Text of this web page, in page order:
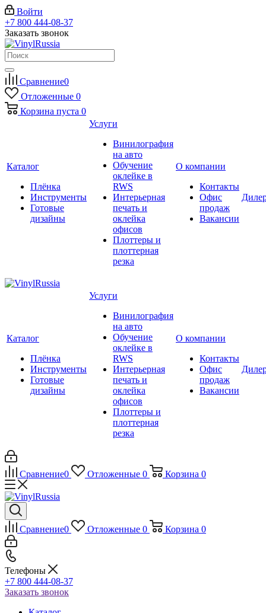
Войти
+7 800 444-08-37
Заказать звонок
Сравнение0
Отложенные 0
Корзина пуста 0
Каталог
Плёнка
Инструменты
Готовые
дизайны
Услуги
Винилография
на авто
Обучение
оклейке в
RWS
Интерьерная
печать и
оклейка
офисов
Плоттеры и
плоттерная
резка
О компании
Контакты
Офис
продаж
Вакансии
Каталог
Плёнка
Инструменты
Готовые
дизайны
Услуги
Винилография
на авто
Обучение
оклейке в
RWS
Интерьерная
печать и
оклейка
офисов
Плоттеры и
плоттерная
резка
О компании
Контакты
Офис
продаж
Вакансии
Сравнение0 Отложенные 0 Корзина 0
Сравнение0 Отложенные 0 Корзина 0
Телефоны
+7 800 444-08-37
Заказать звонок